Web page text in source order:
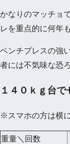
かなりのマッチョ
レを重点的に何年
ベンチプレスの強
者には不気味な恐
１４０ｋｇ台
※スマホの方は横
重量＼回数